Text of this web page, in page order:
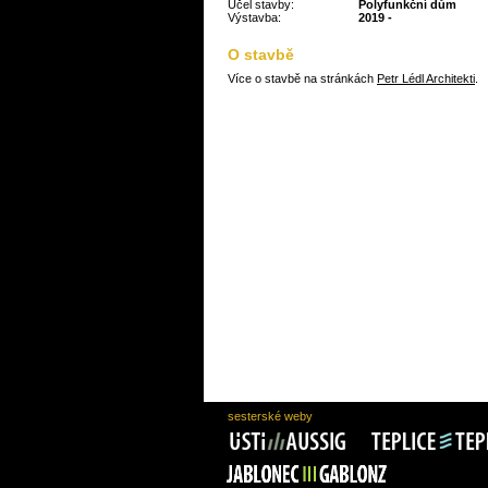
Účel stavby:
Polyfunkční dům
Výstavba:
2019 -
O stavbě
Více o stavbě na stránkách Petr Lédl Architekti
sesterské weby